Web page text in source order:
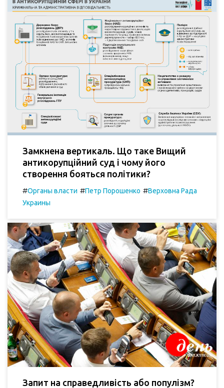
Замкнена вертикаль. Що таке Вищий
антикорупційний суд і чому його
створення бояться політики?
#Органы власти #Петр Порошенко #Верховна Рада
Украины
Запит на справедливість або популізм?